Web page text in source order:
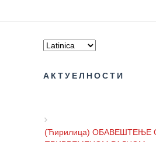
АКТУЕЛНОСТИ
(Ћирилица) ОБАВЕШТЕЊЕ О
ПРИВРЕМЕНОМ РАДНОМ